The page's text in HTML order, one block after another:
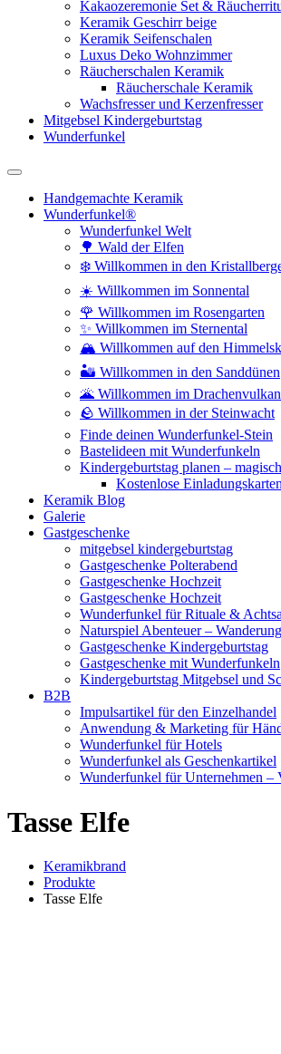
Kakaozeremonie Set &
Keramik Geschirr beige
Keramik Seifenschalen
Luxus Deko Wohnzimmer
Räucherschalen Keramik
Räucherschale Keramik
Wachsfresser und Kerzenfresser
Mitgebsel Kindergeburtstag
Wunderfunkel
Handgemachte Keramik
Wunderfunkel®
Wunderfunkel Welt
🌳 Wald der Elfen
❄️ Willkommen in den
☀️ Willkommen im Sonnental
🌹 Willkommen im Rosengarten
✨ Willkommen im Sternental
🏔️ Willkommen auf den
🏜️ Willkommen in den Sanddünen
🌋 Willkommen im Drachenvulkan
🪨 Willkommen in der Steinwacht
Finde deinen Wunderfunkel-Stein
Bastelideen mit Wunderfunkeln
Kindergeburtstag planen –
Kostenlose
Keramik Blog
Galerie
Gastgeschenke
mitgebsel kindergeburtstag
Gastgeschenke Polterabend
Gastgeschenke Hochzeit
Gastgeschenke Hochzeit
Wunderfunkel für Rituale &
Naturspiel Abenteuer –
Gastgeschenke Kindergeburtstag
Gastgeschenke mit Wunderfunkeln
Kindergeburtstag Mitgebsel und
B2B
Impulsartikel für den Einzelhandel
Anwendung & Marketing für
Wunderfunkel für Hotels
Wunderfunkel als Geschenkartikel
Wunderfunkel für Unternehmen –
Tasse Elfe
Keramikbrand
Produkte
Tasse Elfe